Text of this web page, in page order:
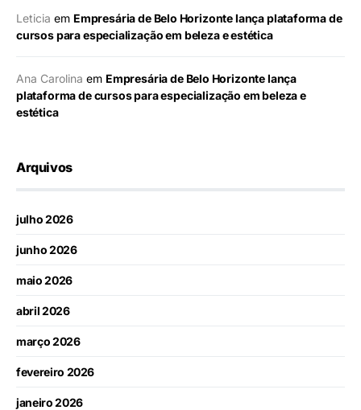
Leticia em Empresária de Belo Horizonte lança plataforma de
cursos para especialização em beleza e estética
Ana Carolina em Empresária de Belo Horizonte lança
plataforma de cursos para especialização em beleza e
estética
Arquivos
julho 2026
junho 2026
maio 2026
abril 2026
março 2026
fevereiro 2026
janeiro 2026